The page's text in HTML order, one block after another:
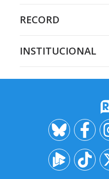
RECORD
INSTITUCIONAL